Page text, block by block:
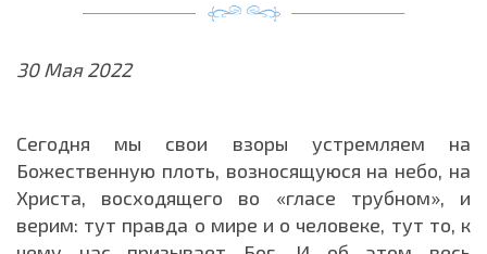
30 Мая 2022
Сегодня мы свои взоры устремляем на
Божественную плоть, возносящуюся на небо, на
Христа, восходящего во «гласе трубном», и
верим: тут правда о мире и о человеке, тут то, к